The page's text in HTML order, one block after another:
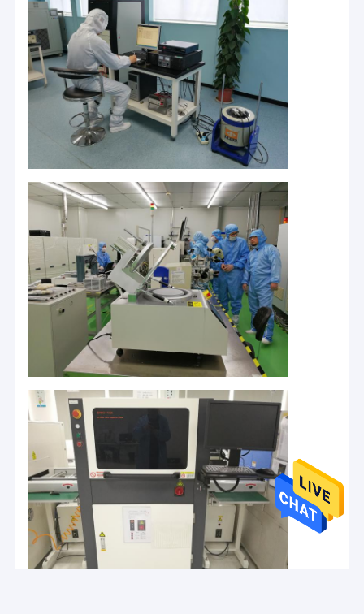
घर
उत्पादों
BWSENSING टेक्नोलॉजी LLC (BWSENSING) एक अभिनव, तेजी से बढ़ती कंपनी
है जिसकी स्थापना 2010 में हुई थी। कंपनी का जन्म पेकिंग यूनिवर्सिटी के इंस्टीट्यूट
ऑफ माइक्रोइलेक्ट्रॉनिक्स (IME) में हुआ था। हमने चीनी बाजार में मध्य और उच्च-अंत